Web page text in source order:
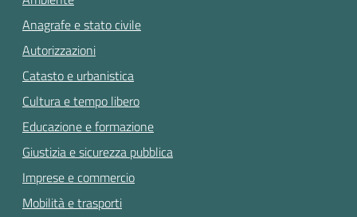
Anagrafe e stato civile
Autorizzazioni
Catasto e urbanistica
Cultura e tempo libero
Educazione e formazione
Giustizia e sicurezza pubblica
Imprese e commercio
Mobilità e trasporti